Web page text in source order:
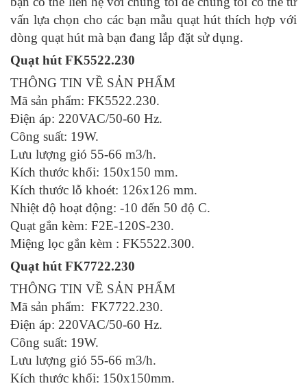
vấn lựa chọn cho các bạn mẫu quạt hút thích hợp với
dòng quạt hút mà bạn đang lắp đặt sử dụng.
Quạt hút FK5522.230
THÔNG TIN VỀ SẢN PHẨM
Mã sản phẩm: FK5522.230.
Điện áp: 220VAC/50-60 Hz.
Công suất: 19W.
Lưu lượng gió 55-66 m3/h.
Kích thước khối: 150x150 mm.
Kích thước lỗ khoét: 126x126 mm.
Nhiệt độ hoạt động: -10 đến 50 độ C.
Quạt gắn kèm: F2E-120S-230.
Miệng lọc gắn kèm : FK5522.300.
Quạt hút FK7722.230
THÔNG TIN VỀ SẢN PHẨM
Mã sản phẩm: FK7722.230.
Điện áp: 220VAC/50-60 Hz.
Công suất: 19W.
Lưu lượng gió 55-66 m3/h.
Kích thước khối: 150x150mm.